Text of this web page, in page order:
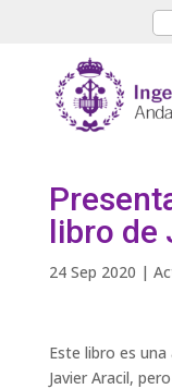
libro de
24 Sep 2020 |
Este libro es
Javier Aracil,